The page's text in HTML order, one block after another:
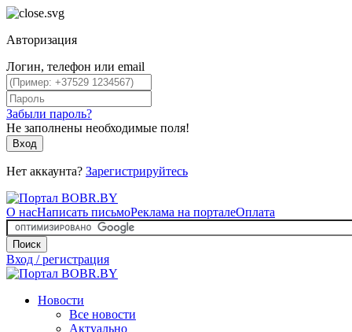
Авторизация
Логин, телефон или email
Забыли пароль?
Не заполнены необходимые поля!
Вход
Нет аккаунта? Зарегистрируйтесь
О насНаписать письмоРеклама на порталеОплата
Поиск
Вход / регистрация
Новости
Все новости
Актуально